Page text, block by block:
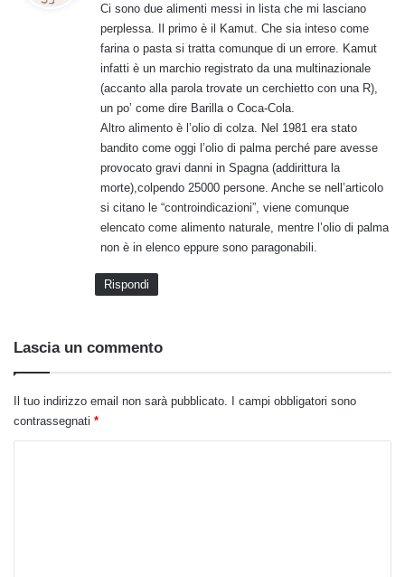
e
t
t
o
:
Ci sono due alimenti messi in lista che mi lasciano
perplessa. Il primo è il Kamut. Che sia inteso come
farina o pasta si tratta comunque di un errore. Kamut
infatti è un marchio registrato da una multinazionale
(accanto alla parola trovate un cerchietto con una R),
un po’ come dire Barilla o Coca-Cola.
Altro alimento è l’olio di colza. Nel 1981 era stato
bandito come oggi l’olio di palma perché pare avesse
provocato gravi danni in Spagna (addirittura la
morte),colpendo 25000 persone. Anche se nell’articolo
si citano le “controindicazioni”, viene comunque
elencato come alimento naturale, mentre l’olio di palma
non è in elenco eppure sono paragonabili.
Rispondi
Lascia un commento
Il tuo indirizzo email non sarà pubblicato. I campi obbligatori sono
contrassegnati *